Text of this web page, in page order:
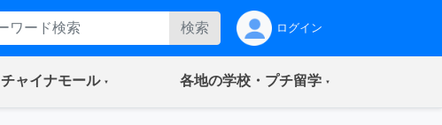
検索 ログイン
チャイナモール(current) 各地の学校・プチ留学(current)